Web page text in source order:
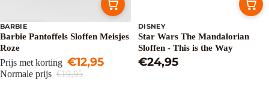
Uitverkoop
BARBIE
Barbie Pantoffels Sloffen Meisjes
Roze
Prijs met korting €12,95
Normale prijs €19,95
DISNEY
Star Wars The Mandalorian
Sloffen - This is the Way
€24,95